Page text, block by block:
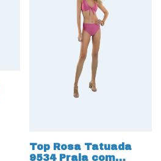
Top Rosa Tatuada
9534 Praia com